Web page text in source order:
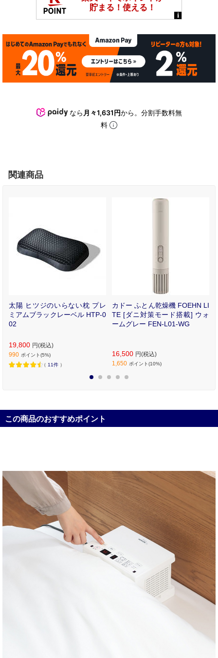
なら 月々1,631円から。分割手数料無
料
関連商品
太陽 ヒツジのいらない枕 プレ
ミアムブラックレーベル HTP-0
02
19,800 円(税込)
990 ポイント(5%)
（ 11件 ）
カドー ふとん乾燥機 FOEHN LI
TE [ダニ対策モード搭載] ウォ
ームグレー FEN-L01-WG
16,500 円(税込)
1,650 ポイント(10%)
この商品のおすすめポイント